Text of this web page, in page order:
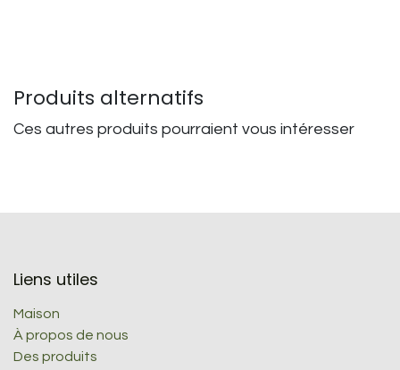
Produits alternatifs
Ces autres produits pourraient vous intéresser
Liens utiles
Maison
À propos de nous
Des produits